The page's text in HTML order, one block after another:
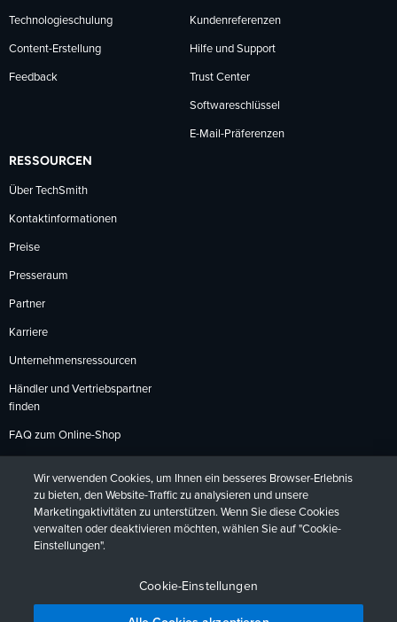
Technologieschulung
Content-Erstellung
Feedback
Kundenreferenzen
Hilfe und Support
Trust Center
Softwareschlüssel
E-Mail-Präferenzen
RESSOURCEN
Über TechSmith
Kontaktinformationen
Preise
Presseraum
Partner
Karriere
Unternehmensressourcen
Händler und Vertriebspartner
finden
FAQ zum Online-Shop
Rückgabebedingungen
DeutschFrançaisEspañol日本語
Wir verwenden Cookies, um Ihnen ein besseres Browser-Erlebnis
zu bieten, den Website-Traffic zu analysieren und unsere
Marketingaktivitäten zu unterstützen. Wenn Sie diese Cookies
verwalten oder deaktivieren möchten, wählen Sie auf "Cookie-
Einstellungen".
Cookie-Einstellungen